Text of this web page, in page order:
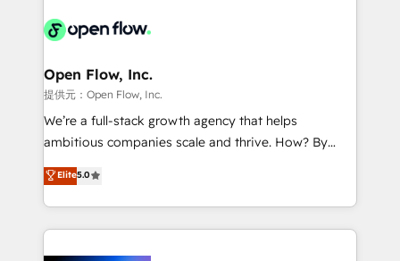
things are happening.
integrated buyers journey. Elixir is located in
and Amsterdam. Elixir is a first mover and leader
when it comes to HubSpot sales and service
implementations, highly renowned for our business
acumen, process (re-)design experience and a
integrate HubSpot with complex solutions like SAP,
MicroSoft, custom solutions,... Our company also has
Open Flow, Inc.
提供元：Open Flow, Inc.
We’re a full-stack growth agency that helps
ambitious companies scale and thrive. How? By
upgrading and streamlining every single revenue-
generating aspect of your business. We’re proud
HubSpot Elite Solutions Partners and devout CRM
nerds who can harness HubSpot’s custom digital
Elite5.0